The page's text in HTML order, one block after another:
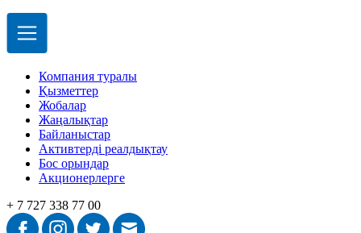
Компания туралы
Қызметтер
Жобалар
Жаңалықтар
Байланыстар
Активтерді реалдықтау
Бос орындар
Акционерлерге
+ 7 727 338 77 00